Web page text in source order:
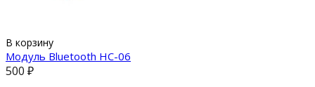
В корзину
Модуль Bluetooth HC-06
500 ₽